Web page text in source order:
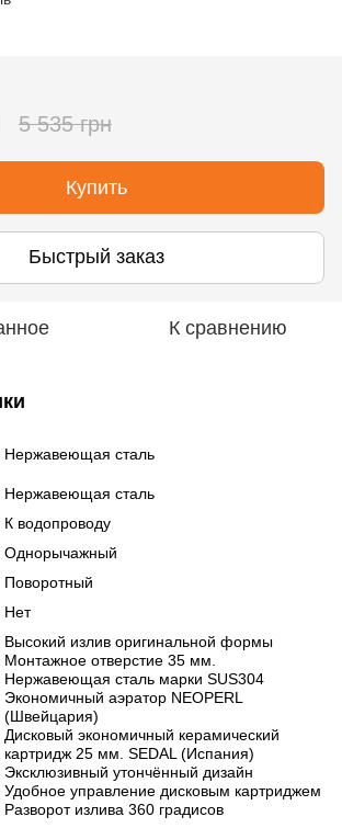
5 535 грн
Купить
Быстрый заказ
К сравнению
Нержавеющая сталь
Нержавеющая сталь
К водопроводу
Однорычажный
Поворотный
Нет
Высокий излив оригинальной формы
Монтажное отверстие 35 мм.
Нержавеющая сталь марки SUS304
Экономичный аэратор NEOPERL
(Швейцария)
Дисковый экономичный керамический
картридж 25 мм. SEDAL (Испания)
Эксклюзивный утончённый дизайн
Удобное управление дисковым картриджем
Разворот излива 360 градисов